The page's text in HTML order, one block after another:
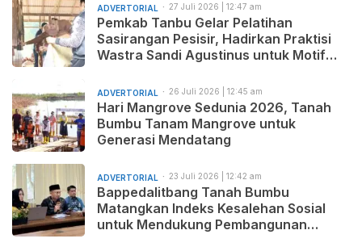
ADVERTORIAL 27 Juli 2026 | 12:47 am
Pemkab Tanbu Gelar Pelatihan
Sasirangan Pesisir, Hadirkan Praktisi
Wastra Sandi Agustinus untuk Motif
ADVERTORIAL 26 Juli 2026 | 12:45 am
Hari Mangrove Sedunia 2026, Tanah
Bumbu Tanam Mangrove untuk
Generasi Mendatang
ADVERTORIAL 23 Juli 2026 | 12:42 am
Bappedalitbang Tanah Bumbu
Matangkan Indeks Kesalehan Sosial
untuk Mendukung Pembangunan